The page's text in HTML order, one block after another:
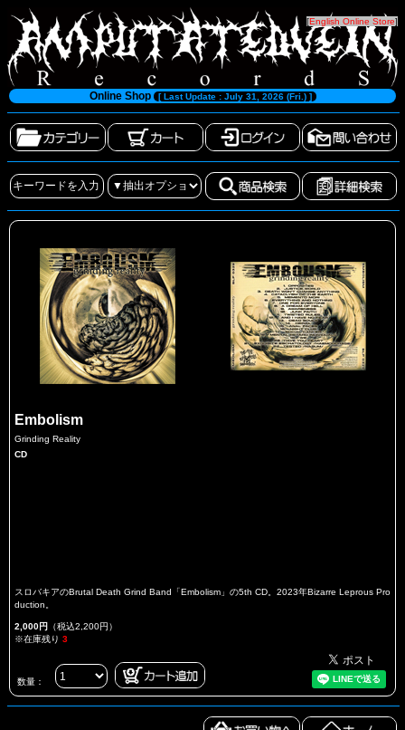
[English Online Store]
Online Shop [ Last Update : July 31, 2026 (Fri.) ]
Embolism
Grinding Reality
CD
スロバキアのBrutal Death Grind Band「Embolism」の5th CD。2023年Bizarre Leprous Pro
duction。
2,000円 （税込2,200円）
※在庫残り 3
数量：